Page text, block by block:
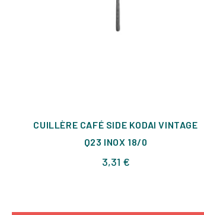
CUILLÈRE CAFÉ SIDE KODAI VINTAGE
Q23 INOX 18/0
3,31 €Prix